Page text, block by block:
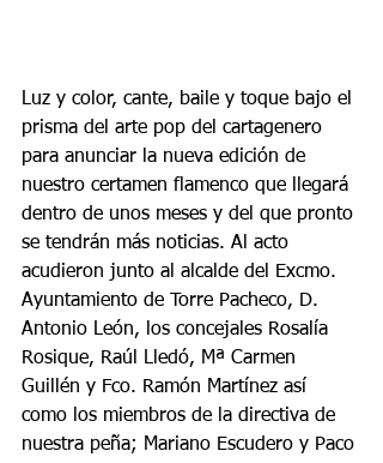
Luz y color, cante, baile y toque bajo el
prisma del arte pop del cartagenero
para anunciar la nueva edición de
nuestro certamen flamenco que llegará
dentro de unos meses y del que pronto
se tendrán más noticias. Al acto
acudieron junto al alcalde del Excmo.
Ayuntamiento de Torre Pacheco, D.
Antonio León, los concejales Rosalía
Rosique, Raúl Lledó, Mª Carmen
Guillén y Fco. Ramón Martínez así
como los miembros de la directiva de
nuestra peña; Mariano Escudero y Paco